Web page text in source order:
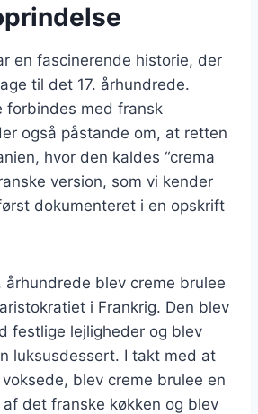
en fascinerende historie, der
til det 17. århundrede.
forbindes med fransk
også påstande om, at retten
hvor den kaldes “crema
version, som vi kender
dokumenteret i en opskrift
århundrede blev creme brulee
i Frankrig. Den blev
festlige lejligheder og blev
luksusdessert. I takt med at
blev creme brulee en
det franske køkken og blev